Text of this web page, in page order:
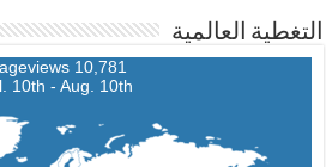
التغطية العالمية
10,781 Pageviews
10th - Aug. 10th